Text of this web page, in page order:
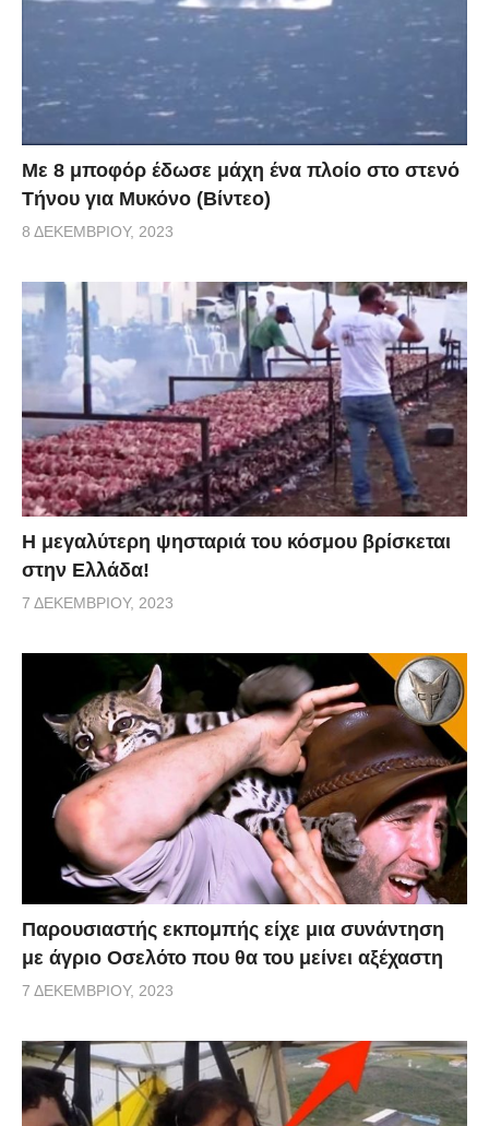
Με 8 μποφόρ έδωσε μάχη ένα πλοίο στο στενό
Τήνου για Μυκόνο (Βίντεο)
8 ΔΕΚΕΜΒΡΊΟΥ, 2023
Η μεγαλύτερη ψησταριά του κόσμου βρίσκεται
στην Ελλάδα!
7 ΔΕΚΕΜΒΡΊΟΥ, 2023
Παρουσιαστής εκπομπής είχε μια συνάντηση
με άγριο Οσελότο που θα του μείνει αξέχαστη
7 ΔΕΚΕΜΒΡΊΟΥ, 2023